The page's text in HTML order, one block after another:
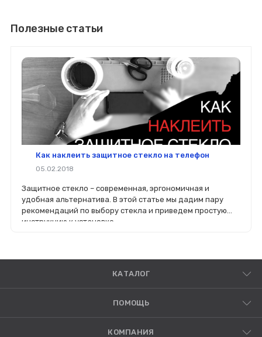
Полезные статьи
Как наклеить защитное стекло на телефон
05.02.2018
Защитное стекло – современная, эргономичная и
удобная альтернатива. В этой статье мы дадим пару
рекомендаций по выбору стекла и приведем простую
инструкцию к установке.
КАТАЛОГ
ПОМОЩЬ
КОМПАНИЯ